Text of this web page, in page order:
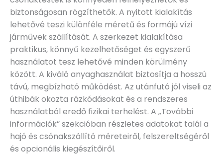
biztonságosan rögzíthetők. A nyitott kialakítás
lehetővé teszi különféle méretű és formájú vízi
járművek szállítását. A szerkezet kialakítása
praktikus, könnyű kezelhetőséget és egyszerű
használatot tesz lehetővé minden körülmény
között. A kiváló anyaghasználat biztosítja a hosszú
távú, megbízható működést. Az utánfutó jól viseli az
úthibák okozta rázkódásokat és a rendszeres
használatból eredő fizikai terhelést. A „További
információk” szekcióban részletes adatokat talál a
hajó és csónakszállító méreteiről, felszereltségéről
és opcionális kiegészítőiről.